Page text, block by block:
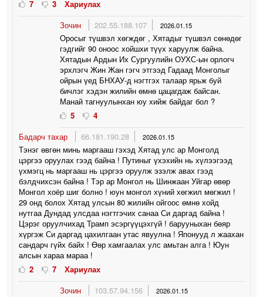
7
3
Хариулах
Зочин
202.55.188.107 2026.01.15
Оросыг түшвэл хөгждөг , Хятадыг түшвэл сөнөдөг
гэдгийг 90 оноос хойшхи түүх харуулж байна.
Хятадын Ардын Их Сургуулийн ОУХС-ын орлогч
эрхлэгч Жин Жан гэгч этгээд Гадаад Монголыг
ойрын үед БНХАУ-д нэгтгэх талаар ярьж буй
бичлэг хэдэн жилийн өмнө цацагдаж байсан.
Манай тагнуулынхан юу хийж байдаг бол ?
5
4
Бадарч тахар
66.181.190.28 2026.01.15
Тэнэг өвгөн минь маргааш гэхэд Хятад улс ар Монголд
цэргээ оруулах гээд байна ! Путиныг үхэхийн нь хүлээгээд
үхмэгц нь маргааш нь цэргээ оруулж эзэлж авах гээд
бэлдчихсэн байна ! Тэр ар Монгол нь Шинжаан Уйгар өвөр
Монгол хоёр шиг болно ! юун монгол хүний хөгжил мөгжил !
29 онд болох Хятад улсын 80 жилийн ойгоос өмнө хойд
нутгаа Дундад улсдаа нэгтгэчих санаа Си даргад байна !
Цэрэг оруулчихад Трамп эсэргүүцэхгүй ! барууныхан бөяр
хүргэж Си даргад цахилгаан утас явуулна ! Японууд л жаахан
сандарч гүйх байх ! Өөр хамгаалах улс амьтан алга ! Юун
алсын хараа мараа !
2
7
Хариулах
Зочин
103.57.94.156 2026.01.15